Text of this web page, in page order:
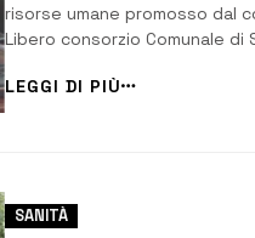
risorse umane promosso dal
Libero consorzio Comunale
momento di
biodiversità e al contrasto
Nella sede del Comando in via
LEGGI DI PIÙ
SANITÀ